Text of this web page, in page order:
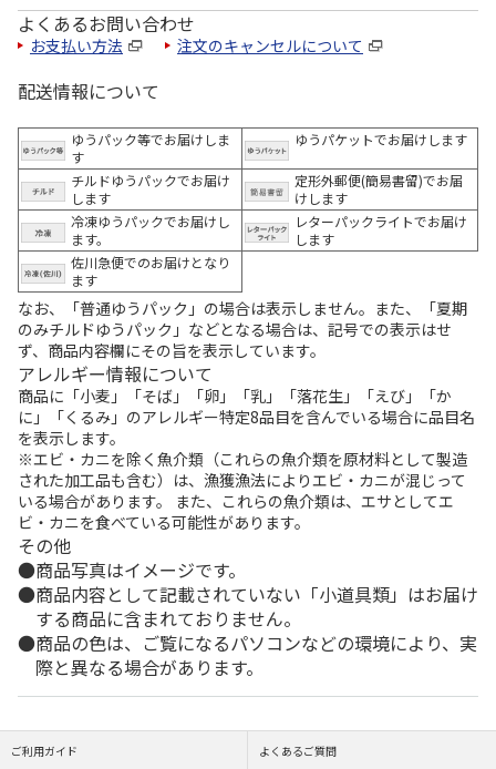
よくあるお問い合わせ
お支払い方法 注文のキャンセルについて
配送情報について
ゆうパック等でお届けしま
す
ゆうパケットでお届けします
チルドゆうパックでお届け
します
定形外郵便(簡易書留)でお届
けします
冷凍ゆうパックでお届けし
ます。
レターパックライトでお届け
します
佐川急便でのお届けとなり
ます
なお、「普通ゆうパック」の場合は表示しません。また、「夏期
のみチルドゆうパック」などとなる場合は、記号での表示はせ
ず、商品内容欄にその旨を表示しています。
アレルギー情報について
商品に「小麦」「そば」「卵」「乳」「落花生」「えび」「か
に」「くるみ」のアレルギー特定8品目を含んでいる場合に品目名
を表示します。
※エビ・カニを除く魚介類（これらの魚介類を原材料として製造
された加工品も含む）は、漁獲漁法によりエビ・カニが混じって
いる場合があります。 また、これらの魚介類は、エサとしてエ
ビ・カニを食べている可能性があります。
その他
商品写真はイメージです。
商品内容として記載されていない「小道具類」はお届け
する商品に含まれておりません。
商品の色は、ご覧になるパソコンなどの環境により、実
際と異なる場合があります。
ご利用ガイド よくあるご質問